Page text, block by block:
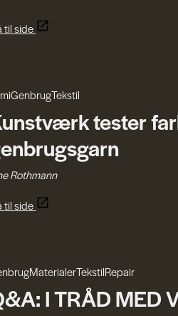
til side
GenbrugTekstil
tester
Rothmann
til side
MaterialerTekstilRepair
I TRÅD MED